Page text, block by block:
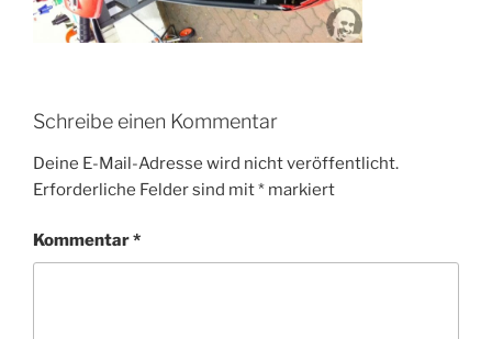
Schreibe einen Kommentar
Deine E-Mail-Adresse wird nicht veröffentlicht.
Erforderliche Felder sind mit* markiert
Kommentar*